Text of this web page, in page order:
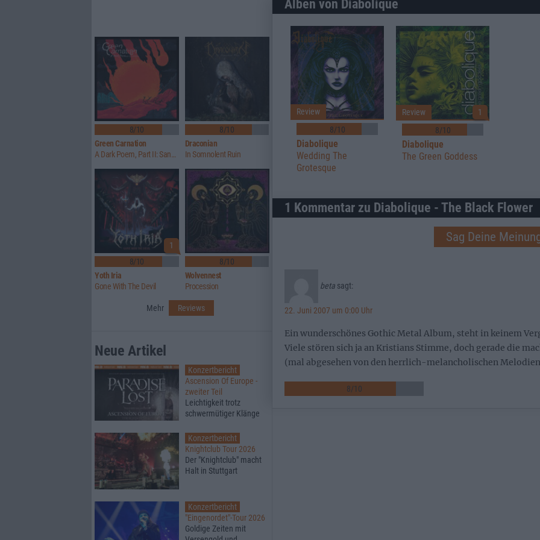
Alben von Diabolique
8/10
Review
Diabolique
Wedding The
Grotesque
8/10
Review
Diabolique
1
The Green Goddess
1 Kommentar zu Diabolique - The Black Flower
Sag Deine
beta sagt:
22. Juni 2007 um 0:00 Uhr
Ein wunderschönes Gothic Metal Album, steht in keinem
Viele stören sich ja an Kristians Stimme, doch gerade die
(mal abgesehen von den herrlich-melancholischen
8/10
8/10
Green Carnation
A Dark Poem, Part II: Sanguis
8/10
Draconian
In Somnolent Ruin
1
8/10
Yoth Iria
Gone With The Devil
8/10
Wolvennest
Procession
Mehr Reviews
Neue Artikel
Konzertbericht
Ascension Of Europe -
zweiter Teil
Leichtigkeit trotz
schwermütiger Klänge
Konzertbericht
Knightclub Tour 2026
Der "Knightclub" macht
Halt in Stuttgart
Konzertbericht
"Eingenordet"-Tour 2026
Goldige Zeiten mit